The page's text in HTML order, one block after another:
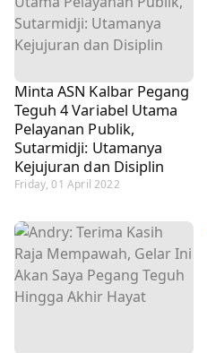
Minta ASN Kalbar Pegang
Teguh 4 Variabel Utama
Pelayanan Publik,
Sutarmidji: Utamanya
Kejujuran dan Disiplin
Friday, 01 April 2022